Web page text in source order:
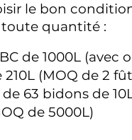
le bon
quantité :
de 1000L (avec
210L (MOQ de 2
63 bidons de
de 5000L)